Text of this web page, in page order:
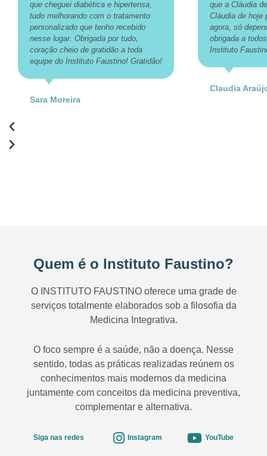
que cheguei diabética e hipertensa,
tudo melhorando com o tratamento
personalizado que tenho recebido
nesse lugar. Obrigada por tudo,
coração cheio de gratidão a toda
equipe do Instituto Faustino! Gratidão!
Sara Moreira
que a Cláudia
Cláudia de hoje
agora, só
obrigada a
Instituto
Claudia
Quem é o Instituto Faustino?
O INSTITUTO FAUSTINO oferece uma grade de
serviços totalmente elaborados sob a filosofia da
Medicina Integrativa.
O foco sempre é a saúde, não a doença. Nesse
sentido, todas as práticas realizadas reúnem os
conhecimentos mais modernos da medicina
juntamente com conceitos da medicina preventiva,
complementar e alternativa.
Siga nas redes Instagram YouTube